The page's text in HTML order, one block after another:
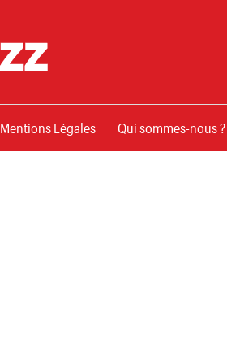
Mentions Légales Qui sommes-nous ?